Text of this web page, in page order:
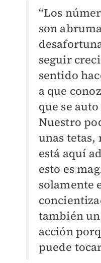
“Los
son
seguir
sentido
a que
que se
Nuestro
unas
está aquí
esto es
solamente
también
acción
puede